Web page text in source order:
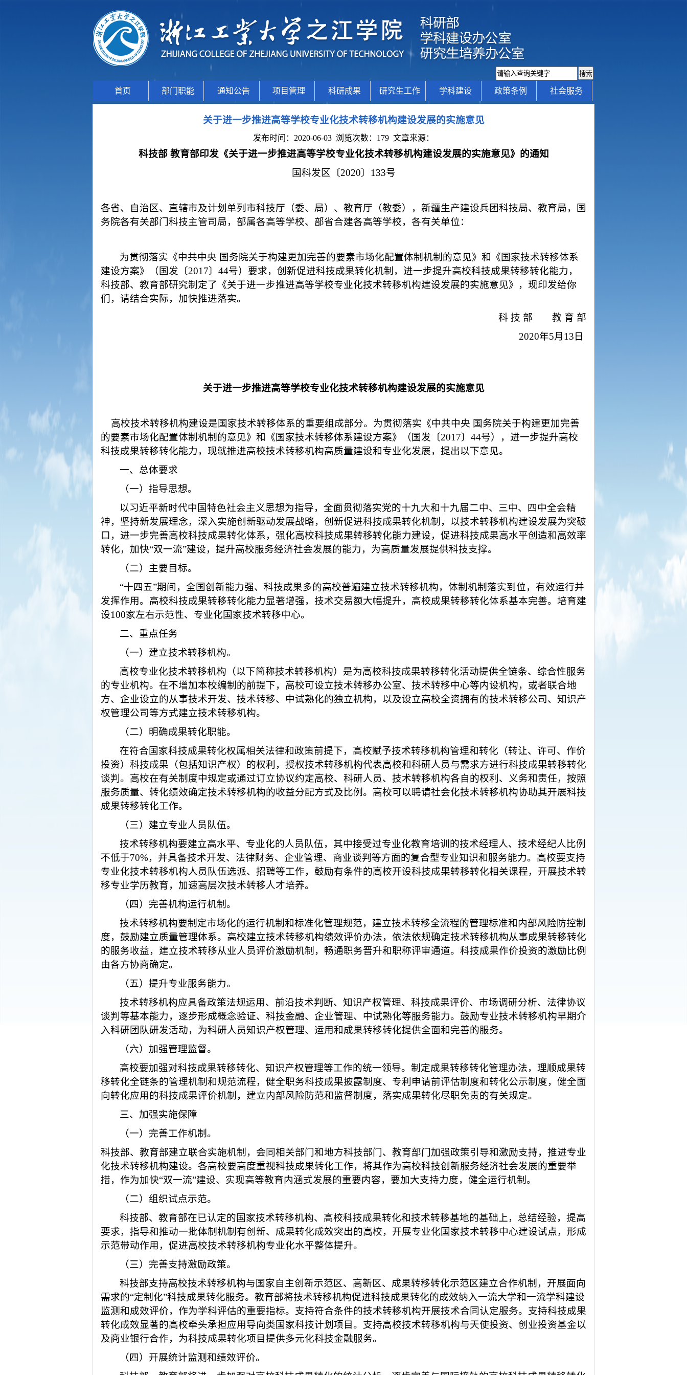
首页 部门职能 通知公告 项目管理 科研成果 研究生工作 学科建设 政策条例 社会服务
关于进一步推进高等学校专业化技术转移机构建设发展的实施意见
发布时间：2020-06-03 浏览次数： 179 文章来源：
科技部 教育部印发《关于进一步推进高等学校专业化技术转移机构建设发展的实施意见》的通知
国科发区〔2020〕133号
各省、自治区、直辖市及计划单列市科技厅（委、局）、教育厅（教委），新疆生产建设兵团科技局、教育局，国
务院各有关部门科技主管司局，部属各高等学校、部省合建各高等学校，各有关单位：
为贯彻落实《中共中央 国务院关于构建更加完善的要素市场化配置体制机制的意见》和《国家技术转移体系
建设方案》（国发〔2017〕44号）要求，创新促进科技成果转化机制，进一步提升高校科技成果转移转化能力，
科技部、教育部研究制定了《关于进一步推进高等学校专业化技术转移机构建设发展的实施意见》，现印发给你
们，请结合实际，加快推进落实。
科 技 部 教 育 部
2020年5月13日
关于进一步推进高等学校专业化技术转移机构建设发展的实施意见
高校技术转移机构建设是国家技术转移体系的重要组成部分。为贯彻落实《中共中央 国务院关于构建更加完善
的要素市场化配置体制机制的意见》和《国家技术转移体系建设方案》（国发〔2017〕44号），进一步提升高校
科技成果转移转化能力，现就推进高校技术转移机构高质量建设和专业化发展，提出以下意见。
一、总体要求
（一）指导思想。
以习近平新时代中国特色社会主义思想为指导，全面贯彻落实党的十九大和十九届二中、三中、四中全会精
神，坚持新发展理念，深入实施创新驱动发展战略，创新促进科技成果转化机制，以技术转移机构建设发展为突破
口，进一步完善高校科技成果转化体系，强化高校科技成果转移转化能力建设，促进科技成果高水平创造和高效率
转化，加快“双一流”建设，提升高校服务经济社会发展的能力，为高质量发展提供科技支撑。
（二）主要目标。
“十四五”期间，全国创新能力强、科技成果多的高校普遍建立技术转移机构，体制机制落实到位，有效运行并
发挥作用。高校科技成果转移转化能力显著增强，技术交易额大幅提升，高校成果转移转化体系基本完善。培育建
设100家左右示范性、专业化国家技术转移中心。
二、重点任务
（一）建立技术转移机构。
高校专业化技术转移机构（以下简称技术转移机构）是为高校科技成果转移转化活动提供全链条、综合性服务
的专业机构。在不增加本校编制的前提下，高校可设立技术转移办公室、技术转移中心等内设机构，或者联合地
方、企业设立的从事技术开发、技术转移、中试熟化的独立机构，以及设立高校全资拥有的技术转移公司、知识产
权管理公司等方式建立技术转移机构。
（二）明确成果转化职能。
在符合国家科技成果转化权属相关法律和政策前提下，高校赋予技术转移机构管理和转化（转让、许可、作价
投资）科技成果（包括知识产权）的权利，授权技术转移机构代表高校和科研人员与需求方进行科技成果转移转化
谈判。高校在有关制度中规定或通过订立协议约定高校、科研人员、技术转移机构各自的权利、义务和责任，按照
服务质量、转化绩效确定技术转移机构的收益分配方式及比例。高校可以聘请社会化技术转移机构协助其开展科技
成果转移转化工作。
（三）建立专业人员队伍。
技术转移机构要建立高水平、专业化的人员队伍，其中接受过专业化教育培训的技术经理人、技术经纪人比例
不低于70%，并具备技术开发、法律财务、企业管理、商业谈判等方面的复合型专业知识和服务能力。高校要支持
专业化技术转移机构人员队伍选派、招聘等工作，鼓励有条件的高校开设科技成果转移转化相关课程，开展技术转
移专业学历教育，加速高层次技术转移人才培养。
（四）完善机构运行机制。
技术转移机构要制定市场化的运行机制和标准化管理规范，建立技术转移全流程的管理标准和内部风险防控制
度，鼓励建立质量管理体系。高校建立技术转移机构绩效评价办法，依法依规确定技术转移机构从事成果转移转化
的服务收益，建立技术转移从业人员评价激励机制，畅通职务晋升和职称评审通道。科技成果作价投资的激励比例
由各方协商确定。
（五）提升专业服务能力。
技术转移机构应具备政策法规运用、前沿技术判断、知识产权管理、科技成果评价、市场调研分析、法律协议
谈判等基本能力，逐步形成概念验证、科技金融、企业管理、中试熟化等服务能力。鼓励专业技术转移机构早期介
入科研团队研发活动，为科研人员知识产权管理、运用和成果转移转化提供全面和完善的服务。
（六）加强管理监督。
高校要加强对科技成果转移转化、知识产权管理等工作的统一领导。制定成果转移转化管理办法，理顺成果转
移转化全链条的管理机制和规范流程，健全职务科技成果披露制度、专利申请前评估制度和转化公示制度，健全面
向转化应用的科技成果评价机制，建立内部风险防范和监督制度，落实成果转化尽职免责的有关规定。
三、加强实施保障
（一）完善工作机制。
科技部、教育部建立联合实施机制，会同相关部门和地方科技部门、教育部门加强政策引导和激励支持，推进专业
化技术转移机构建设。各高校要高度重视科技成果转化工作，将其作为高校科技创新服务经济社会发展的重要举
措，作为加快“双一流”建设、实现高等教育内涵式发展的重要内容，要加大支持力度，健全运行机制。
（二）组织试点示范。
科技部、教育部在已认定的国家技术转移机构、高校科技成果转化和技术转移基地的基础上，总结经验，提高
要求，指导和推动一批体制机制有创新、成果转化成效突出的高校，开展专业化国家技术转移中心建设试点，形成
示范带动作用，促进高校技术转移机构专业化水平整体提升。
（三）完善支持激励政策。
科技部支持高校技术转移机构与国家自主创新示范区、高新区、成果转移转化示范区建立合作机制，开展面向
需求的“定制化”科技成果转化服务。教育部将技术转移机构促进科技成果转化的成效纳入一流大学和一流学科建设
监测和成效评价，作为学科评估的重要指标。支持符合条件的技术转移机构开展技术合同认定服务。支持科技成果
转化成效显著的高校牵头承担应用导向类国家科技计划项目。支持高校技术转移机构与天使投资、创业投资基金以
及商业银行合作，为科技成果转化项目提供多元化科技金融服务。
（四）开展统计监测和绩效评价。